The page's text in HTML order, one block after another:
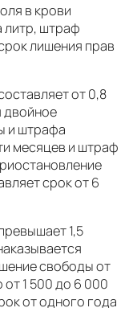
в крови
литр, штраф
лишения прав
от 0,8
двойное
и штрафа
месяцев и штраф
срок от 6
1,5
свободы от
1 500 до 6 000
от одного года